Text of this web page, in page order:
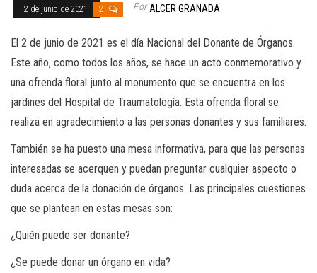
2 de junio de 2021 2 Por ALCER GRANADA
El 2 de junio de 2021 es el día Nacional del Donante de Órganos.
Este año, como todos los años, se hace un acto conmemorativo y
una ofrenda floral junto al monumento que se encuentra en los
jardines del Hospital de Traumatología. Esta ofrenda floral se
realiza en agradecimiento a las personas donantes y sus familiares.
También se ha puesto una mesa informativa, para que las personas
interesadas se acerquen y puedan preguntar cualquier aspecto o
duda acerca de la donación de órganos. Las principales cuestiones
que se plantean en estas mesas son:
¿Quién puede ser donante?
¿Se puede donar un órgano en vida?